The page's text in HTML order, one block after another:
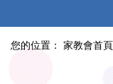
您的位置： 家教會首頁